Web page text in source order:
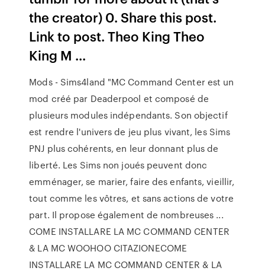
the creator) 0. Share this post.
Link to post. Theo King Theo
King M ...
Mods - Sims4land "MC Command Center est un
mod créé par Deaderpool et composé de
plusieurs modules indépendants. Son objectif
est rendre l'univers de jeu plus vivant, les Sims
PNJ plus cohérents, en leur donnant plus de
liberté. Les Sims non joués peuvent donc
emménager, se marier, faire des enfants, vieillir,
tout comme les vôtres, et sans actions de votre
part. Il propose également de nombreuses ...
COME INSTALLARE LA MC COMMAND CENTER
& LA MC WOOHOO CITAZIONECOME
INSTALLARE LA MC COMMAND CENTER & LA